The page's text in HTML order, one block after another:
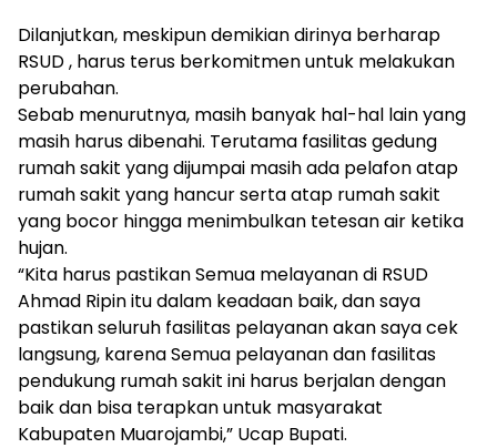
Dilanjutkan, meskipun demikian dirinya berharap
RSUD , harus terus berkomitmen untuk melakukan
perubahan.
Sebab menurutnya, masih banyak hal-hal lain yang
masih harus dibenahi. Terutama fasilitas gedung
rumah sakit yang dijumpai masih ada pelafon atap
rumah sakit yang hancur serta atap rumah sakit
yang bocor hingga menimbulkan tetesan air ketika
hujan.
“Kita harus pastikan Semua melayanan di RSUD
Ahmad Ripin itu dalam keadaan baik, dan saya
pastikan seluruh fasilitas pelayanan akan saya cek
langsung, karena Semua pelayanan dan fasilitas
pendukung rumah sakit ini harus berjalan dengan
baik dan bisa terapkan untuk masyarakat
Kabupaten Muarojambi,” Ucap Bupati.